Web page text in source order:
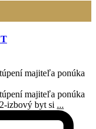
majiteľa ponúka
majiteľa ponúka
izbový byt si ...